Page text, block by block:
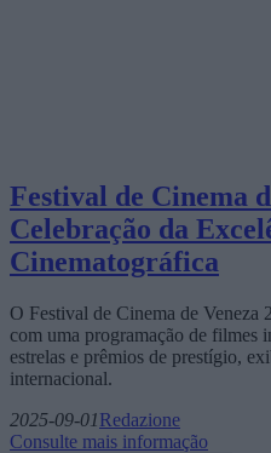
Festival de Cinema
Celebração da
Cinematográfica
O Festival de Cinema de Veneza
com uma programação de filmes
estrelas e prêmios de prestígio,
internacional.
2025-09-01Redazione
Consulte mais informação